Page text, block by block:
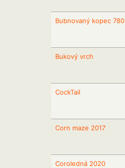
Bubnovaný kopec 780
Bukový vrch
CockTail
Corn maze 2017
Coroledná 2020